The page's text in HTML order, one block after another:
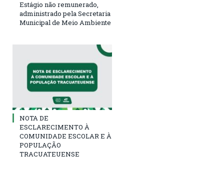
Estágio não remunerado,
administrado pela Secretaria
Municipal de Meio Ambiente
NOTA DE
ESCLARECIMENTO À
COMUNIDADE ESCOLAR E À
POPULAÇÃO
TRACUATEUENSE